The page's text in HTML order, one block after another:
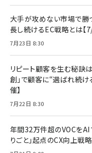
大手が攻めない市場で勝
長し続けるEC戦略とは【
7月23日 8:30
リピート顧客を生む秘訣
創」で顧客に“選ばれ続け
催】
7月22日 8:30
年間32万件超のVOCをAI
りごと」起点のCX向上戦